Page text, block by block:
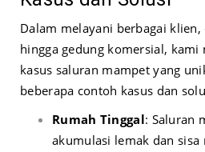
Dalam melayani berbagai
hingga gedung komersial, kami
kasus saluran mampet yang
beberapa contoh kasus dan
Rumah Tinggal: Saluran
akumulasi lemak dan sisa